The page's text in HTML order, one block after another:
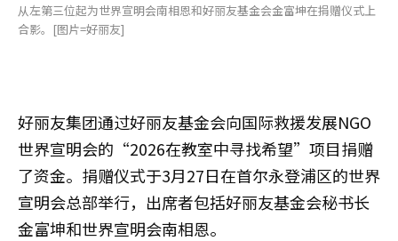
从左第三位起为世界宣明会南相恩和好丽友基金会金富坤在捐赠仪式上
合影。[图片=好丽友]
好丽友集团通过好丽友基金会向国际救援发展NGO
世界宣明会的“2026在教室中寻找希望”项目捐赠
了资金。捐赠仪式于3月27日在首尔永登浦区的世界
宣明会总部举行，出席者包括好丽友基金会秘书长
金富坤和世界宣明会南相恩。